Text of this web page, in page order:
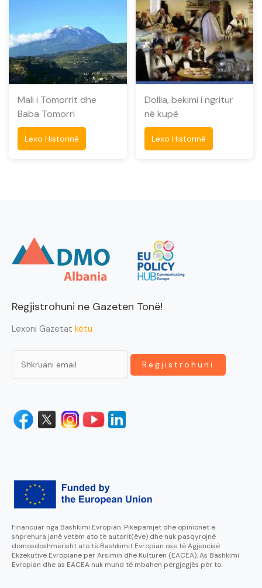
Mali i Tomorrit dhe
Baba Tomorri
Lexo Historinë
Dollia, bekimi i ngritur
në kupë
Lexo Historinë
Regjistrohuni ne Gazeten Tonë!
Lexoni Gazetat këtu
Financuar nga Bashkimi Evropian. Pikëpamjet dhe opinionet e
shprehura janë vetëm ato të autorit(ëve) dhe nuk pasqyrojnë
domosdoshmërisht ato të Bashkimit Evropian ose të Agjencisë
Ekzekutive Evropiane për Arsimin dhe Kulturën (EACEA). As Bashkimi
Evropian dhe as EACEA nuk mund të mbahen përgjegjës për to.